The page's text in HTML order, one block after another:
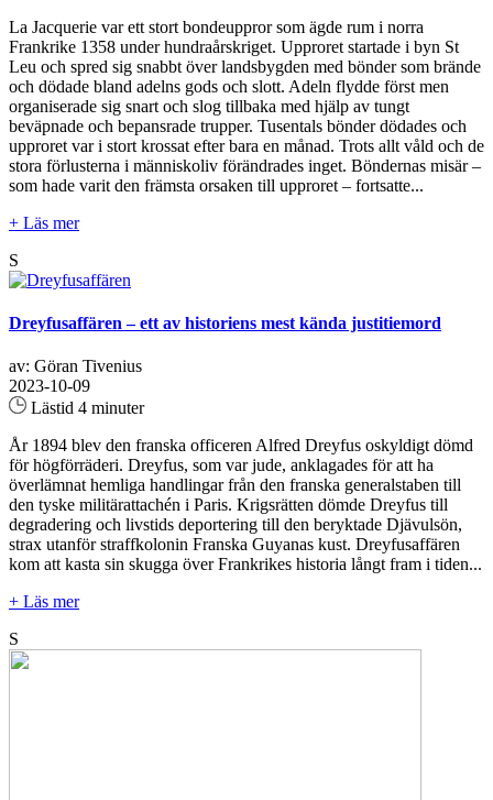
La Jacquerie var ett stort bondeuppror som ägde rum i norra
Frankrike 1358 under hundraårskriget. Upproret startade i byn St
Leu och spred sig snabbt över landsbygden med bönder som brände
och dödade bland adelns gods och slott. Adeln flydde först men
organiserade sig snart och slog tillbaka med hjälp av tungt
beväpnade och bepansrade trupper. Tusentals bönder dödades och
upproret var i stort krossat efter bara en månad. Trots allt våld och de
stora förlusterna i människoliv förändrades inget. Böndernas misär –
som hade varit den främsta orsaken till upproret – fortsatte...
+ Läs mer
S
Dreyfusaffären – ett av historiens mest kända justitiemord
av: Göran Tivenius
2023-10-09
Lästid 4 minuter
År 1894 blev den franska officeren Alfred Dreyfus oskyldigt dömd
för högförräderi. Dreyfus, som var jude, anklagades för att ha
överlämnat hemliga handlingar från den franska generalstaben till
den tyske militärattachén i Paris. Krigsrätten dömde Dreyfus till
degradering och livstids deportering till den beryktade Djävulsön,
strax utanför straffkolonin Franska Guyanas kust. Dreyfusaffären
kom att kasta sin skugga över Frankrikes historia långt fram i tiden...
+ Läs mer
S